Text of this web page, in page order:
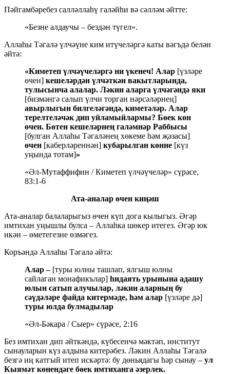
Пәйгамбәребез салләллаһү галәйһи вә сәлләм әйтте:
«Безне алдаучы – бездән түгел».
Аллаһы Тәгалә үлчәүне ким итүчеләргә каты вәгъдә белән
әйтә:
«Киметеп үлчәүчеләргә ни үкенеч! Алар [үзләре
өчен] кешеләрдән үлчәткән вакытларында,
тулысынча алалар. Ләкин аларга үлчәгәндә яки
[бизмәнгә салып үлчи торган нәрсәләрнең]
авырлыгын билгеләгәндә, киметәләр. Алар
терелтеләчәк дип уйламыйлармы? Бөек көн
өчен. Бөтен кешеләрнең галәмнәр Раббысы
[булган Аллаһы Тәгаләнең хөкеме һәм җәзасы]
өчен [каберләреннән] кубарылган көнне [күз
уңында тотам]»
«Әл-Мутаффифин / Киметеп үлчәүчеләр» сүрәсе,
83:1-6
Ата-аналар өчен киңәш
Ата-аналар балаларыгыз өчен күп дога кылыгыз. Әгәр
имтихан уңышлы булса – Аллаһка шөкер итегез. Әгәр юк
икән – өметегезне өзмәгез.
Коръәндә Аллаһы Тәгалә әйтә:
Алар – [туры юлны ташлап, ялгыш юлны
сайлаган монафикълар] һидаять урынына адашу
юлын сатып алучылар, ләкин аларның бу
сәүдәләре файда китермәде, һәм алар [үзләре дә]
туры юлда булмадылар
«Әл-Бәкара / Сыер» сүрәсе, 2:16
Без имтихан дип әйткәндә, күбесенчә мәктәп, институт
сынауларын күз алдына китерәбез. Ләкин Аллаһы Тәгалә
безгә иң катгый итеп искәртә: бу дөньядагы һәр сынау – ул
Кыямәт көнендәге бөек имтиханга әзерлек.